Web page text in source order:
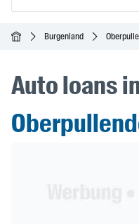
HomepageBurgenland
Auto loans